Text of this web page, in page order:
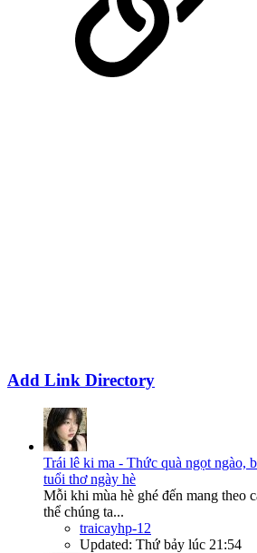
Add Link Directory
Trái lê ki ma - Thức quà ngọt ngào,
tuổi thơ ngày hè
Mỗi khi mùa hè ghé đến mang theo
thể chúng ta...
traicayhp-12
Updated: Thứ bảy lúc 21:54